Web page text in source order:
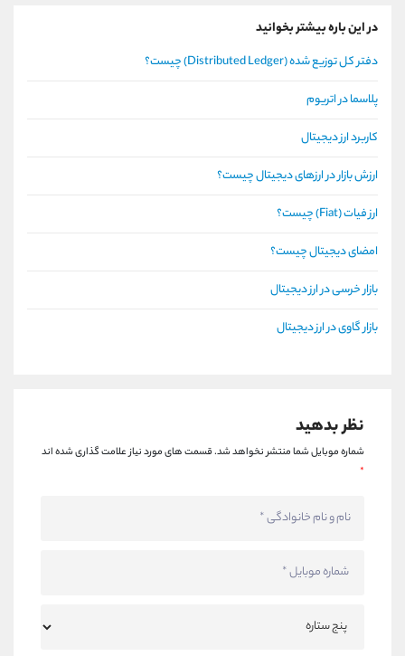
در این باره بیشتر بخوانید
دفتر کل توزیع شده (Distributed Ledger) چیست؟
پلاسما در اتریوم
کاربرد ارز دیجیتال
ارزش بازار در ارزهای دیجیتال چیست؟
ارز فیات (Fiat) چیست؟
امضای دیجیتال چیست؟
بازار خرسی در ارز دیجیتال
بازار گاوی در ارز دیجیتال
نظر بدهید
شماره موبایل شما منتشر نخواهد شد.قسمت های مورد نیاز علامت گذاری شده اند
*